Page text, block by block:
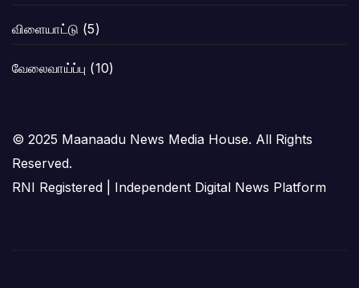
விளையாட்டு (5)
வேலைவாய்ப்பு (10)
© 2025 Maanaadu News Media House. All Rights
Reserved.
RNI Registered | Independent Digital News Platform